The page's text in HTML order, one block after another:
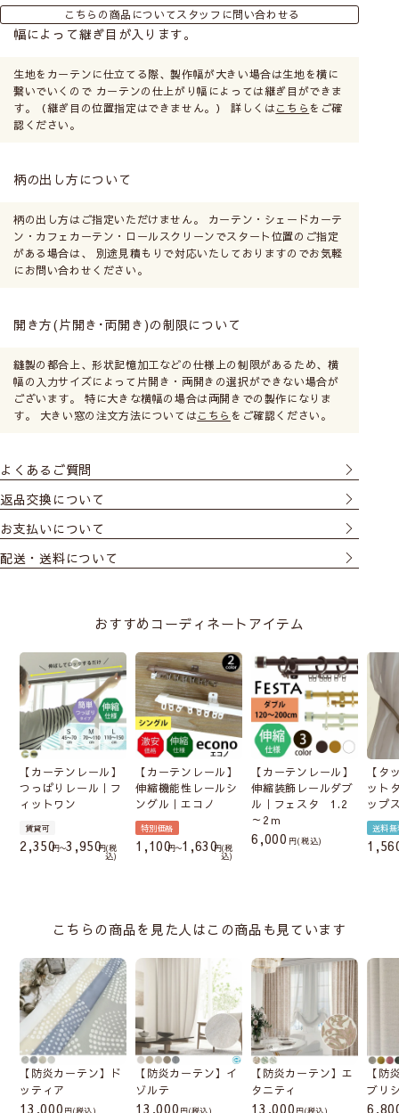
こちらの商品についてスタッフに問い合わせる
幅によって継ぎ目が入ります。
生地をカーテンに仕立てる際、製作幅が大きい場合は生地を横に
繋いでいくので カーテンの仕上がり幅によっては継ぎ目ができま
す。（継ぎ目の位置指定はできません。） 詳しくはこちら をご確
認ください。
柄の出し方について
柄の出し方はご指定いただけません。 カーテン・シェードカーテ
ン・カフェカーテン・ロールスクリーンでスタート位置のご指定
がある場合は、 別途見積もりで対応いたしておりますのでお気軽
にお問い合わせください。
開き方(片開き･両開き)の制限について
縫製の都合上、形状記憶加工などの仕様上の制限があるため、横
幅の入力サイズによって片開き・両開きの選択ができない場合が
ございます。 特に大きな横幅の場合は両開きでの製作になりま
す。 大きい窓の注文方法についてはこちら をご確認ください。
よくあるご質問
返品交換について
お支払いについて
配送・送料について
おすすめコーディネートアイテム
【カーテンレール】
つっぱりレール｜フ
ィットワン
賃貸可
2,350 〜3,950 税
込
【カーテンレール】
伸縮機能性レールシ
ングル｜エコノ
特別価格
1,100 〜1,630 税
込
【カーテンレール】
伸縮装飾レールダブ
ル｜フェスタ 1.2
～2ｍ
6,000 税込
【タ
ット
ップ
送料無
こちらの商品を見た人はこの商品も見ています
【防炎カーテン】ド
ッティア
13,000 (税込)
【防炎カーテン】イ
ゾルテ
13,000 (税込)
【防炎カーテン】エ
タニティ
13,000 (税込)
【防
ブリ